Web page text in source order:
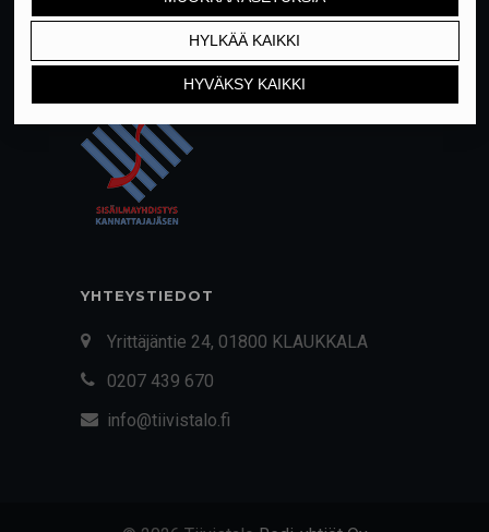
YHTEYSTIEDOT
Yrittäjäntie 24, 01800 KLAUKKALA
0207 439 670
info@tiivistalo.fi